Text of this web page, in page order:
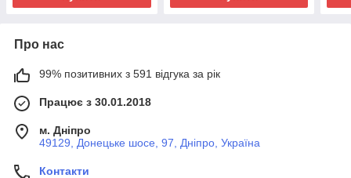
Про нас
99% позитивних з 591 відгука за рік
Працює з 30.01.2018
м. Дніпро
49129, Донецьке шосе, 97, Дніпро, Україна
Контакти